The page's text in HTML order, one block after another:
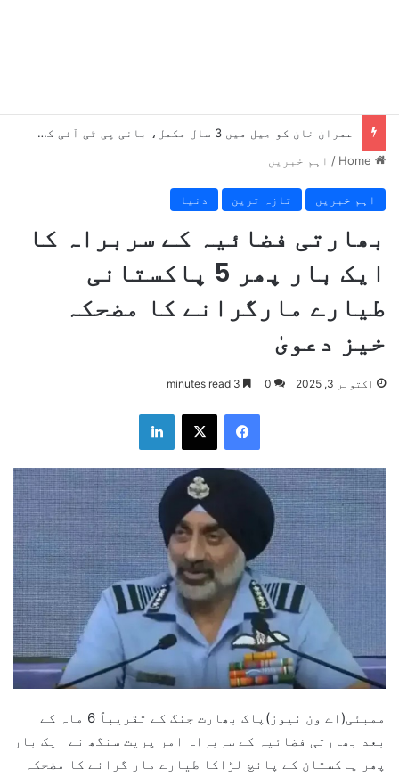
عمران خان کو جیل میں 3 سال مکمل، بانی پی ٹی آئی کو دستیاب سہولیات سے متعلق اہم رپورٹ سامنے آگئی
/ اہم خبریں
اہم خبریں تازہ ترین دنیا
بھارتی فضائیہ کے سربراہ کا
ایک بار پھر 5 پاکستانی
طیارے مارگرانے کا مضحکہ
خیز دعویٰ
اکتوبر 3, 2025 0
ممبئی(اے ون نیوز)پاک بھارت جنگ کے تقریباً 6 ماہ کے
بعد بھارتی فضائیہ کے سربراہ امر پریت سنگھ نے ایک بار
پھر پاکستان کے پانچ لڑاکا طیارے مار گرانے کا مضحکہ